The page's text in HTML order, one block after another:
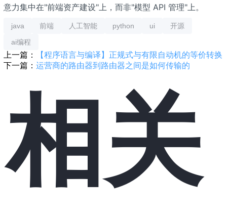
意力集中在"前端资产建设"上，而非"模型 API 管理"上。
java 前端 人工智能 python ui
开源
ai编程
上一篇：
【程序语言与编译】正规式与有限自动机的等价转换
下一篇： 运营商的路由器到路由器之间是如何传输的
相关